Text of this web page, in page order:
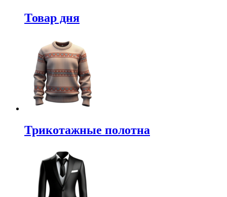
Товар дня
Трикотажные полотна